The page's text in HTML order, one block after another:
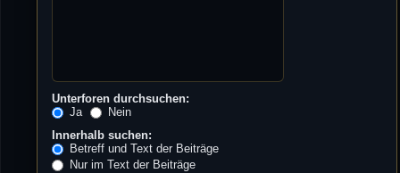
Unterforen durchsuchen:
Ja
Nein
Innerhalb suchen:
Betreff und Text der Beiträge
Nur im Text der Beiträge